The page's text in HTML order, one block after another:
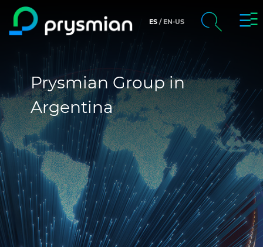
prysmian.skip_to_main_content
ES EN-US
Search
Company
Markets
Product Centre
Certifications
People and careers
Insight
Prysmian Group in
Argentina